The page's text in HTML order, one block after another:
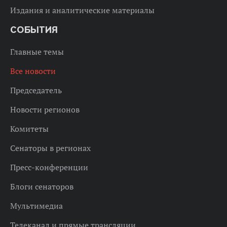
Издания и аналитические материалы
СОБЫТИЯ
Главные темы
Все новости
Председатель
Новости регионов
Комитеты
Сенаторы в регионах
Пресс-конференции
Блоги сенаторов
Мультимедиа
Телеканал и прямые трансляции